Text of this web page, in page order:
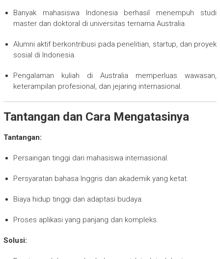
Banyak mahasiswa Indonesia berhasil menempuh studi
master dan doktoral di universitas ternama Australia.
Alumni aktif berkontribusi pada penelitian, startup, dan proyek
sosial di Indonesia.
Pengalaman kuliah di Australia memperluas wawasan,
keterampilan profesional, dan jejaring internasional.
Tantangan dan Cara Mengatasinya
Tantangan:
Persaingan tinggi dari mahasiswa internasional.
Persyaratan bahasa Inggris dan akademik yang ketat.
Biaya hidup tinggi dan adaptasi budaya.
Proses aplikasi yang panjang dan kompleks.
Solusi: